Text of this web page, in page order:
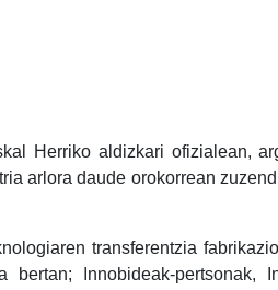
Herriko aldizkari ofizialean,
arlora daude orokorrean
transferentzia
Innobideak-pertsonak,